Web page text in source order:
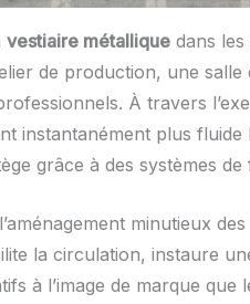
vestiaire métallique dans les
de production, une
À travers
instantanément plus
grâce à des systèmes
minutieux
la circulation, instaure
à l’image de marque